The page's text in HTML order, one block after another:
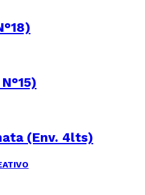
(Env. 4lts)